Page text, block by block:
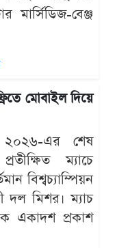
মার্সিডিজ-বেঞ্জ
মোবাইল দিয়ে
২০২৬-এর শেষ
ম্যাচে
বিশ্বচ্যাম্পিয়ন
দল মিশর। ম্যাচ
একাদশ প্রকাশ